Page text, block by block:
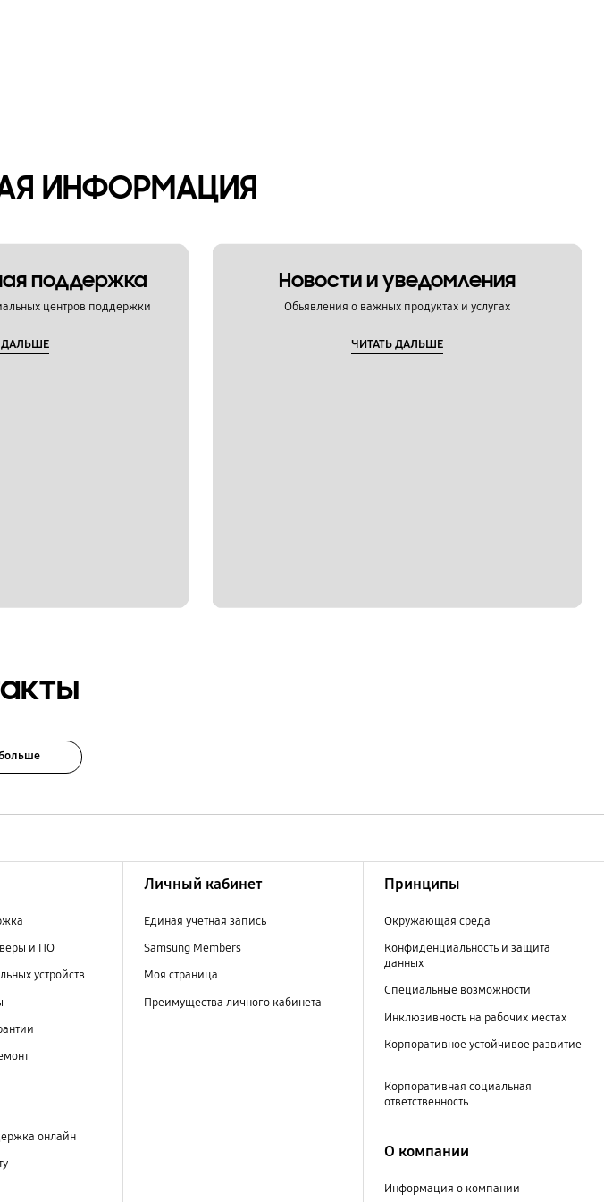
ИНФОРМАЦИЯ
поддержка
центров поддержки
ДАЛЬШЕ
Новости и уведомления
Обьявления о важных продуктах и услугах
ЧИТАТЬ ДАЛЬШЕ
и ПО
устройств
онлайн
Личный кабинет
Единая учетная запись
Samsung Members
Моя страница
Преимущества личного кабинета
Принципы
Окружающая среда
Конфиденциальность и защита
данных
Специальные возможности
Инклюзивность на рабочих местах
Корпоративное устойчивое развитие
Корпоративная социальная
ответственность
О компании
Информация о компании